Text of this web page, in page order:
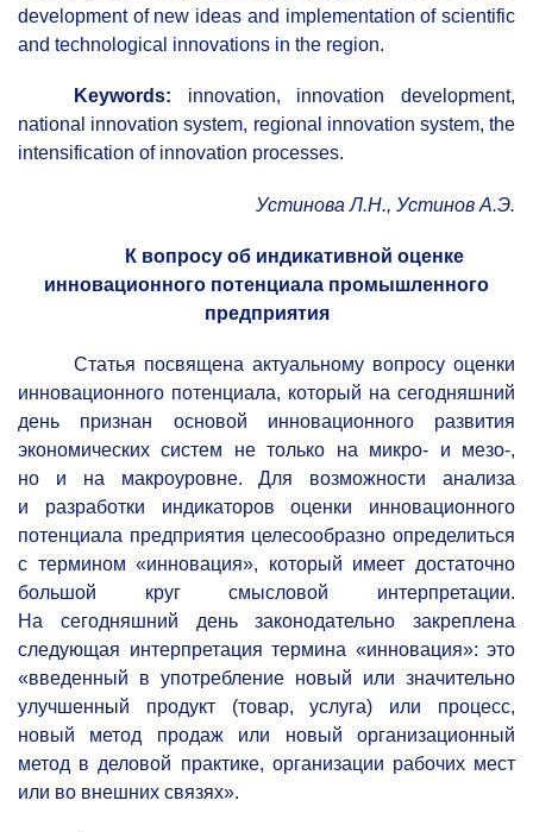
development of new ideas and implementation of scientific
and technological innovations in the region.
Keywords: innovation, innovation development,
national innovation system, regional innovation system, the
intensification of innovation processes.
Устинова Л.Н., Устинов А.Э.
К вопросу об индикативной оценке
инновационного потенциала промышленного
предприятия
Статья посвящена актуальному вопросу оценки
инновационного потенциала, который на сегодняшний
день признан основой инновационного развития
экономических систем не только на микро- и мезо-,
но и на макроуровне.
Для возможности анализа
и разработки индикаторов оценки инновационного
потенциала предприятия целесообразно определиться
с термином «инновация», который имеет достаточно
большой круг смысловой интерпретации.
На сегодняшний день законодательно закреплена
следующая интерпретация термина «инновация»: это
«введенный в употребление новый или значительно
улучшенный продукт (товар, услуга) или процесс,
новый метод продаж или новый организационный
метод в деловой практике, организации рабочих мест
или во внешних связях».